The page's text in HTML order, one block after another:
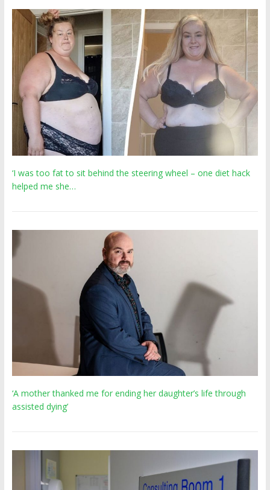
‘I was too fat to sit behind the steering wheel – one diet hack
helped me she…
‘A mother thanked me for ending her daughter’s life through
assisted dying’